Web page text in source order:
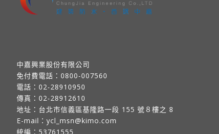
中嘉興業股份有限公司
免付費電話： 0800-007560
電話： 02-28910950
傳真： 02-28912610
地址： 台北市信義區基隆路一段 155 號８樓之 8
E-mail： ycl_msn@kimo.com
統編：53761555